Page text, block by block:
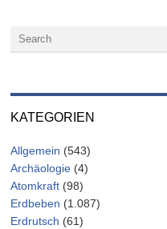
KATEGORIEN
Allgemein (543)
Archäologie (4)
Atomkraft (98)
Erdbeben (1.087)
Erdrutsch (61)